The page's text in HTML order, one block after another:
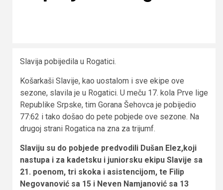
Slavija pobijedila u Rogatici.
Košarkaši Slavije, kao uostalom i sve ekipe ove
sezone, slavila je u Rogatici. U meču 17. kola Prve lige
Republike Srpske, tim Gorana Šehovca je pobijedio
77:62 i tako došao do pete pobjede ove sezone. Na
drugoj strani Rogatica na zna za trijumf.
Slaviju su do pobjede predvodili Dušan Elez,koji
nastupa i za kadetsku i juniorsku ekipu Slavije sa
21. poenom, tri skoka i asistencijom, te Filip
Negovanović sa 15 i Neven Namjanović sa 13